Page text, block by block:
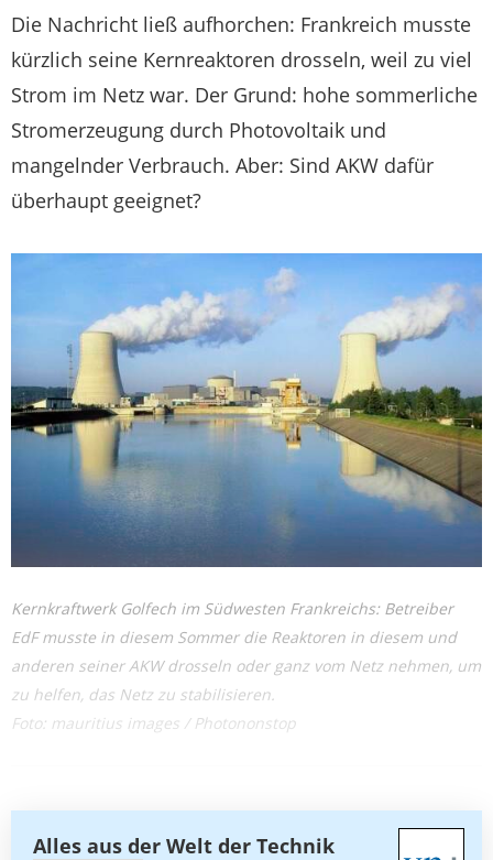
Die Nachricht ließ aufhorchen: Frankreich musste
kürzlich seine Kernreaktoren drosseln, weil zu viel
Strom im Netz war. Der Grund: hohe sommerliche
Stromerzeugung durch Photovoltaik und
mangelnder Verbrauch. Aber: Sind AKW dafür
überhaupt geeignet?
Kernkraftwerk Golfech im Südwesten Frankreichs: Betreiber
EdF musste in diesem Sommer die Reaktoren in diesem und
anderen seiner AKW drosseln oder ganz vom Netz nehmen, um
zu helfen, das Netz zu stabilisieren.
Foto: mauritius images / Photononstop
Alles aus der Welt der Technik